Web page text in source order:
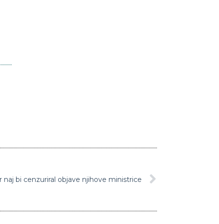
naj bi cenzuriral objave njihove ministrice